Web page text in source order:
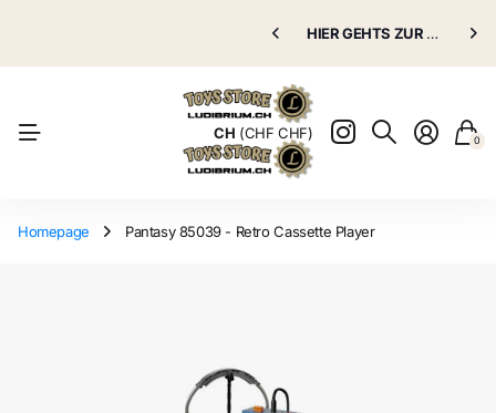
Puppenklinik HIER GEHTS ZUR
CH (CHF CHF) 0
Homepage Pantasy 85039 - Retro Cassette Player